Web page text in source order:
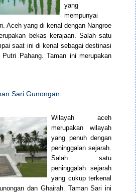
yang
mempunyai
Aceh yang di kenal dengan Nangroe
bekas kerajaan. Salah satu
saat ini di kenal sebagai destinasi
Pahang. Taman ini merupakan
Sari Gunongan
Wilayah aceh
merupakan wilayah
yang penuh dengan
peninggalan sejarah.
Salah satu
peninggalah sejarah
yang cukup terkenal
dan Ghairah. Taman Sari ini